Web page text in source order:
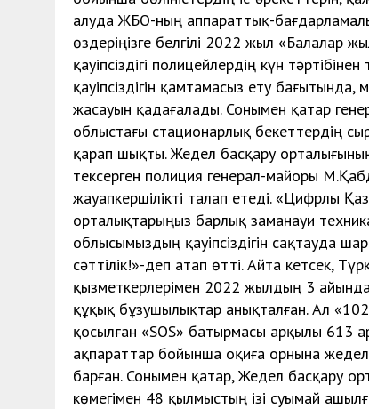
алуда ЖБО-ның аппараттық-
өздеріңізге белгілі 2022 жыл «Балалар
қауіпсіздігі полицейлердің күн
қауіпсіздігін қамтамасыз ету
жасауын қадағалады. Сонымен қатар
облыстағы стационарлық бекеттердің
қарап шықты. Жедел басқару
тексерген полиция генерал-майоры
жауапкершілікті талап етеді. «Цифрлы
орталықтарыңыз барлық заманауи
облысымыздың қауіпсіздігін сақтауда
сәттілік!»-деп атап өтті. Айта кетсек,
қызметкерлерімен 2022 жылдың 3
құқық бұзушылықтар анықталған. Ал
қосылған «SOS» батырмасы арқылы 613
ақпараттар бойынша оқиға орнына
барған. Сонымен қатар, Жедел басқару
көмегімен 48 қылмыстың ізі суымай